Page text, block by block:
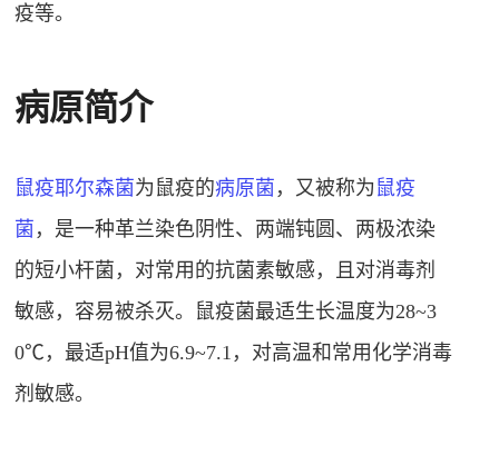
疫等。
病原简介
鼠疫耶尔森菌为鼠疫的病原菌 ，又被称为 鼠疫
菌 ，是一种革兰染色阴性、两端钝圆、两极浓染
的短小杆菌，对常用的抗菌素敏感，且对消毒剂
敏感，容易被杀灭。鼠疫菌最适生长温度为28~3
0℃，最适pH值为6.9~7.1，对高温和常用化学消毒
剂敏感。